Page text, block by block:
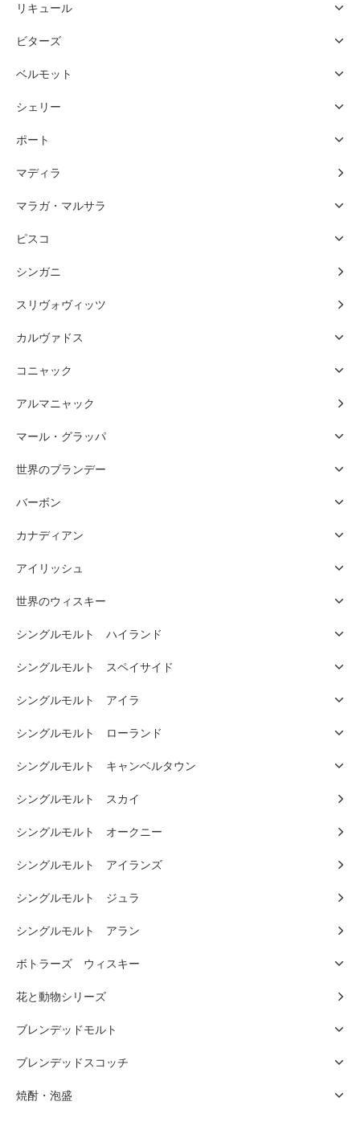
リキュール
ビターズ
ベルモット
シェリー
ポート
マディラ
マラガ・マルサラ
ピスコ
シンガニ
スリヴォヴィッツ
カルヴァドス
コニャック
アルマニャック
マール・グラッパ
世界のブランデー
バーボン
カナディアン
アイリッシュ
世界のウィスキー
シングルモルト ハイランド
シングルモルト スペイサイド
シングルモルト アイラ
シングルモルト ローランド
シングルモルト キャンベルタウン
シングルモルト スカイ
シングルモルト オークニー
シングルモルト アイランズ
シングルモルト ジュラ
シングルモルト アラン
ボトラーズ ウィスキー
花と動物シリーズ
ブレンデッドモルト
ブレンデッドスコッチ
焼酎・泡盛